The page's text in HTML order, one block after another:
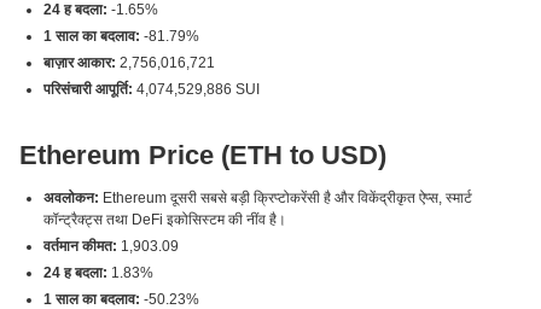
24 ह बदला: -1.65%
1 साल का बदलाव: -81.79%
बाज़ार आकार: 2,756,016,721
परिसंचारी आपूर्ति: 4,074,529,886 SUI
Ethereum Price (ETH to USD)
अवलोकन: Ethereum दूसरी सबसे बड़ी क्रिप्टोकरेंसी है और विकेंद्रीकृत ऐप्स, स्मार्ट
कॉन्ट्रैक्ट्स तथा DeFi इकोसिस्टम की नींव है।
वर्तमान कीमत: 1,903.09
24 ह बदला: 1.83%
1 साल का बदलाव: -50.23%